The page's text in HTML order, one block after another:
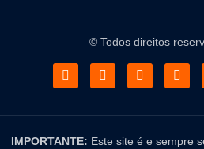
© Todos direitos
IMPORTANTE: Este site é e sempre